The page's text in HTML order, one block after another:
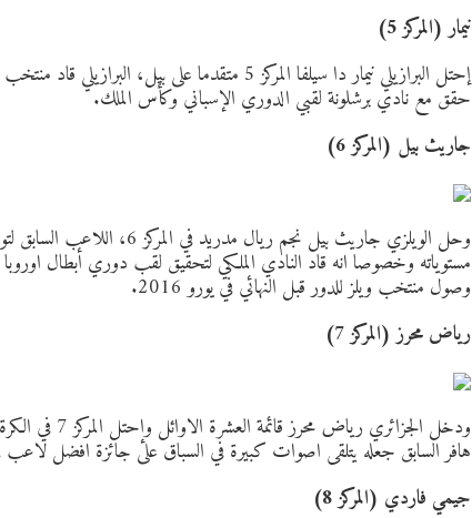
نيمار (المركز 5)
إحتل البرازيلي نيمار دا سيلفا المركز 5 متقدما على بيل،
حقق مع نادي برشلونة لقبي الدوري الإسباني وكأس الملك.
جاريث بيل (المركز 6)
مستوياته وخصوصا انه قاد النادي الملكي لتحقيق لقب دوري أبطال
وصول منتخب ويلز للدور قبل النهائي في يورو 2016.
رياض محرز (المركز 7)
ودخل الجزائري
هافر السابق جعله يتلقى اصوات كبيرة في السباق على جائزة افضل لاعب
جيمي فاردي (المركز 8)